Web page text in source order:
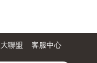
入在命理學燃燒。幸運
谷底、最絕望的時候，命
了我。文人相輕是命學界
聯盟 客服中心